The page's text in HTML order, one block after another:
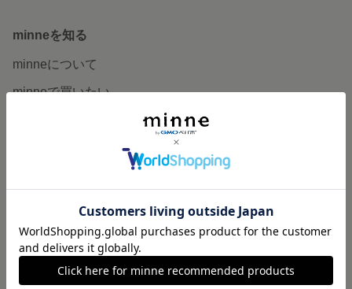
minneを知る
minneについて
minneで買いたい
作品販売について
minneで売りたい